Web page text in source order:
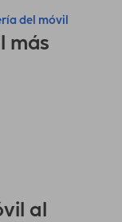
del móvil
más
al